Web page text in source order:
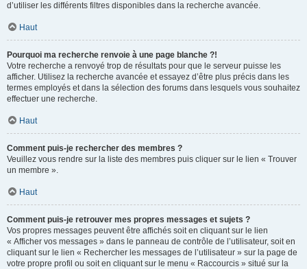
d’utiliser les différents filtres disponibles dans la recherche avancée.
Haut
Pourquoi ma recherche renvoie à une page blanche ?!
Votre recherche a renvoyé trop de résultats pour que le serveur puisse les
afficher. Utilisez la recherche avancée et essayez d’être plus précis dans les
termes employés et dans la sélection des forums dans lesquels vous souhaitez
effectuer une recherche.
Haut
Comment puis-je rechercher des membres ?
Veuillez vous rendre sur la liste des membres puis cliquer sur le lien « Trouver
un membre ».
Haut
Comment puis-je retrouver mes propres messages et sujets ?
Vos propres messages peuvent être affichés soit en cliquant sur le lien
« Afficher vos messages » dans le panneau de contrôle de l’utilisateur, soit en
cliquant sur le lien « Rechercher les messages de l’utilisateur » sur la page de
votre propre profil ou soit en cliquant sur le menu « Raccourcis » situé sur la